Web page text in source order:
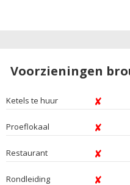
Voorzieningen
Ketels te huur
Proeflokaal
Restaurant
Rondleiding